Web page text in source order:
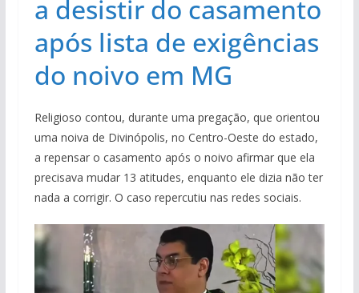
a desistir do casamento
após lista de exigências
do noivo em MG
Religioso contou, durante uma pregação, que orientou
uma noiva de Divinópolis, no Centro-Oeste do estado,
a repensar o casamento após o noivo afirmar que ela
precisava mudar 13 atitudes, enquanto ele dizia não ter
nada a corrigir. O caso repercutiu nas redes sociais.